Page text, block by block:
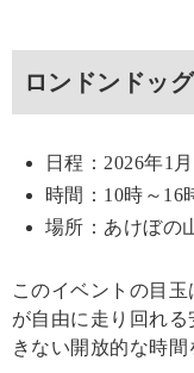
ロンドンドッ
日程：2026年1
時間：10時～16
場所：あけぼの
このイベントの目
が自由に走り回れ
きない開放的な時間